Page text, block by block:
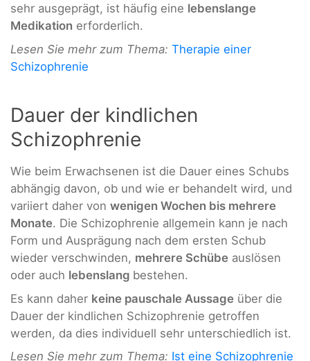
sehr ausgeprägt, ist häufig eine lebenslange
Medikation erforderlich.
Lesen Sie mehr zum Thema: Therapie einer
Schizophrenie
Dauer der kindlichen
Schizophrenie
Wie beim Erwachsenen ist die Dauer eines Schubs
abhängig davon, ob und wie er behandelt wird, und
variiert daher von wenigen Wochen bis mehrere
Monate. Die Schizophrenie allgemein kann je nach
Form und Ausprägung nach dem ersten Schub
wieder verschwinden, mehrere Schübe auslösen
oder auch lebenslang bestehen.
Es kann daher keine pauschale Aussage über die
Dauer der kindlichen Schizophrenie getroffen
werden, da dies individuell sehr unterschiedlich ist.
Lesen Sie mehr zum Thema: Ist eine Schizophrenie